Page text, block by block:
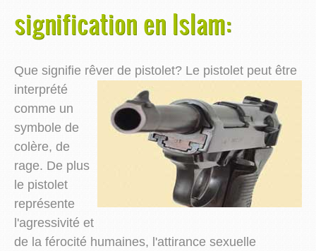
signification en Islam:
Que signifie rêver de pistolet? Le pistolet peut être
interprété
comme un
symbole de
colère, de
rage. De plus
le pistolet
représente
l'agressivité et
de la férocité humaines, l'attirance sexuelle